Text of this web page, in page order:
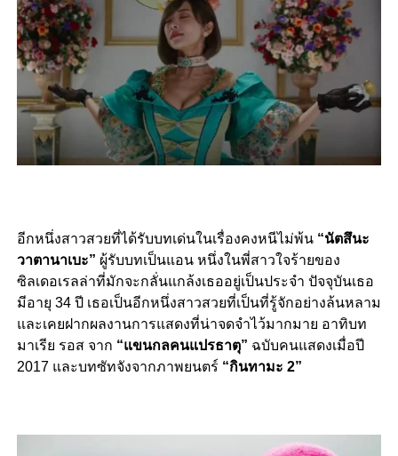
อีกหนึ่งสาวสวยที่ได้รับบทเด่นในเรื่องคงหนีไม่พ้น“นัตสึนะ
วาตานาเบะ” ผู้รับบทเป็นแอน หนึ่งในพี่สาวใจร้ายของ
ซิลเดอเรลล่าที่มักจะกลั่นแกล้งเธออยู่เป็นประจำ ปัจจุบันเธอ
มีอายุ 34 ปี เธอเป็นอีกหนึ่งสาวสวยที่เป็นที่รู้จักอย่างล้นหลาม
และเคยฝากผลงานการแสดงที่น่าจดจำไว้มากมาย อาทิบท
มาเรีย รอส จาก “แขนกลคนแปรธาตุ” ฉบับคนแสดงเมื่อปี
2017 และบทซัทจังจากภาพยนตร์ “กินทามะ 2”